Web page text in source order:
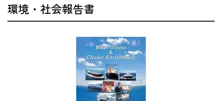
環境・社会報告書